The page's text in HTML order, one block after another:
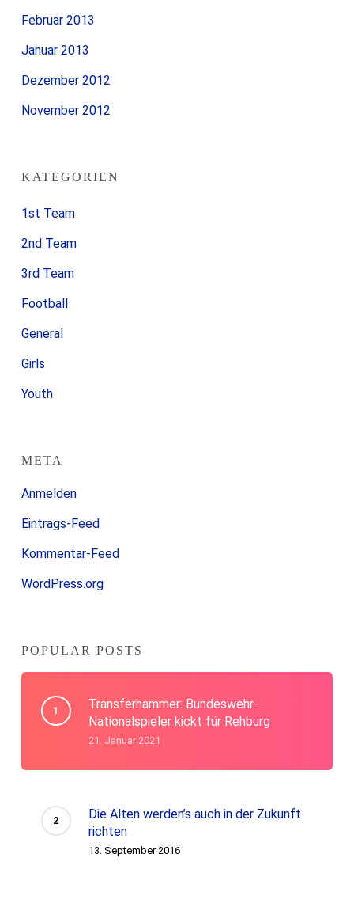
Februar 2013
Januar 2013
Dezember 2012
November 2012
KATEGORIEN
1st Team
2nd Team
3rd Team
Football
General
Girls
Youth
META
Anmelden
Eintrags-Feed
Kommentar-Feed
WordPress.org
POPULAR POSTS
Transferhammer: Bundeswehr-
Nationalspieler kickt für Rehburg
21. Januar 2021
Die Alten werden’s auch in der Zukunft
richten
13. September 2016